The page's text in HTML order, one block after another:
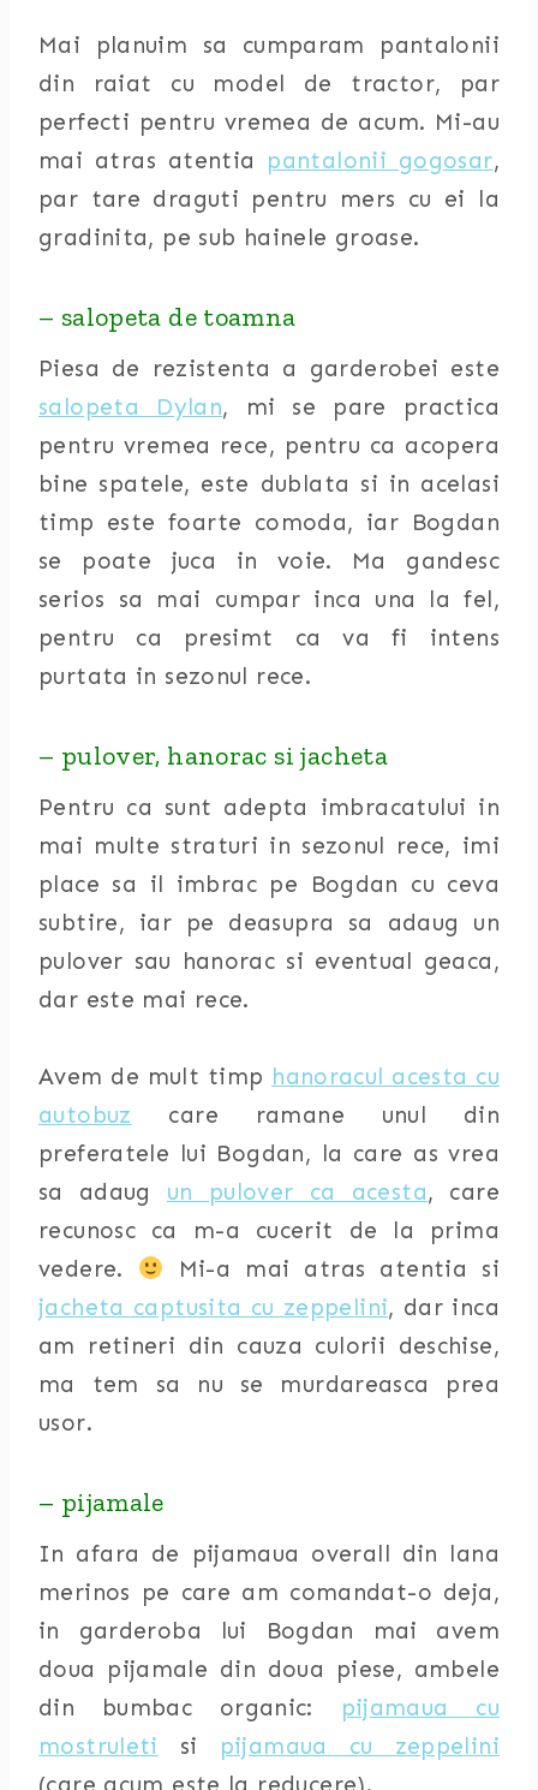
Mai planuim sa cumparam pantalonii
din raiat cu model de tractor, par
perfecti pentru vremea de acum. Mi-au
mai atras atentia pantalonii gogosar,
par tare draguti pentru mers cu ei la
gradinita, pe sub hainele groase.
– salopeta de toamna
Piesa de rezistenta a garderobei este
salopeta Dylan, mi se pare practica
pentru vremea rece, pentru ca acopera
bine spatele, este dublata si in acelasi
timp este foarte comoda, iar Bogdan
se poate juca in voie. Ma gandesc
serios sa mai cumpar inca una la fel,
pentru ca presimt ca va fi intens
purtata in sezonul rece.
– pulover, hanorac si jacheta
Pentru ca sunt adepta imbracatului in
mai multe straturi in sezonul rece, imi
place sa il imbrac pe Bogdan cu ceva
subtire, iar pe deasupra sa adaug un
pulover sau hanorac si eventual geaca,
dar este mai rece.
Avem de mult timp hanoracul acesta cu
autobuz care ramane unul din
preferatele lui Bogdan, la care as vrea
sa adaug un pulover ca acesta, care
recunosc ca m-a cucerit de la prima
vedere.
Mi-a mai atras atentia si
jacheta captusita cu zeppelini, dar inca
am retineri din cauza culorii deschise,
ma tem sa nu se murdareasca prea
usor.
– pijamale
In afara de pijamaua overall din lana
merinos pe care am comandat-o deja,
in garderoba lui Bogdan mai avem
doua pijamale din doua piese, ambele
din bumbac organic:
pijamaua cu
mostruleti si
pijamaua cu zeppelini